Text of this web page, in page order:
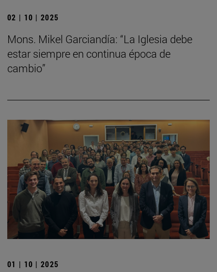
02 | 10 | 2025
Mons. Mikel Garciandía: “La Iglesia debe
estar siempre en continua época de
cambio”
01 | 10 | 2025